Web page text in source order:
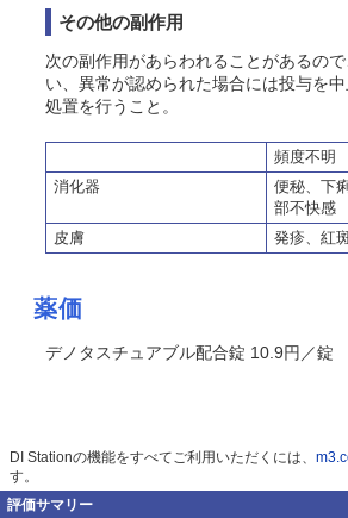
その他の副作用
次の副作用があらわれることがあるの
い、異常が認められた場合には投与を
処置を行うこと。
頻度不明
消化器
便秘、下
部不快感
皮膚
発疹、紅
薬価
デノタスチュアブル配合錠 10.9円／錠
DI Stationの機能をすべてご利用いただくには、
す。
評価サマリー